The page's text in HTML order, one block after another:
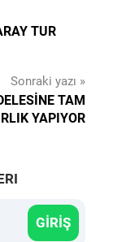
TUR
Sonraki yazı
TAM
YAPIYOR
GİRİŞ